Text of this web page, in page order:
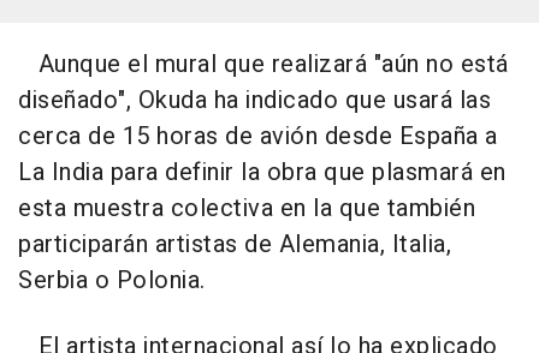
Aunque el mural que realizará "aún no está
diseñado", Okuda ha indicado que usará las
cerca de 15 horas de avión desde España a
La India para definir la obra que plasmará en
esta muestra colectiva en la que también
participarán artistas de Alemania, Italia,
Serbia o Polonia.